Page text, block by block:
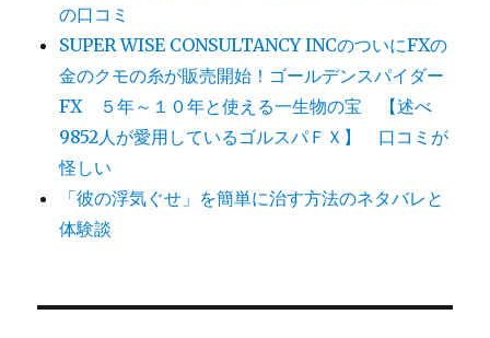
の口コミ
SUPER WISE CONSULTANCY INCのついにFXの
金のクモの糸が販売開始！ゴールデンスパイダー
FX ５年～１０年と使える一生物の宝 【述べ
9852人が愛用しているゴルスパＦＸ】 口コミが
怪しい
「彼の浮気ぐせ」を簡単に治す方法のネタバレと
体験談